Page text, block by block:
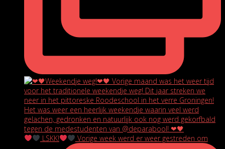
LSKK! Vorige week werd er weer gestreden om